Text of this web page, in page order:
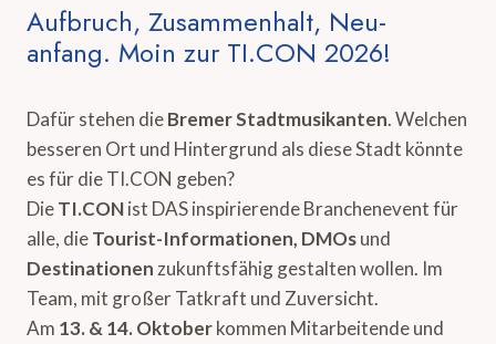
Aufbruch, Zusammenhalt, Neu-
anfang. Moin zur TI.CON 2026!
Dafür stehen dieBremer Stadtmusikanten. Welchen
besseren Ort und Hintergrund als diese Stadt könnte
es für die TI.CON geben?
DieTI.CONist DAS inspirierende Branchenevent für
alle, dieTourist-Informationen, DMOsund
Destinationen zukunftsfähig gestalten wollen. Im
Team, mit großer Tatkraft und Zuversicht.
Am 13. & 14. Oktoberkommen Mitarbeitende und